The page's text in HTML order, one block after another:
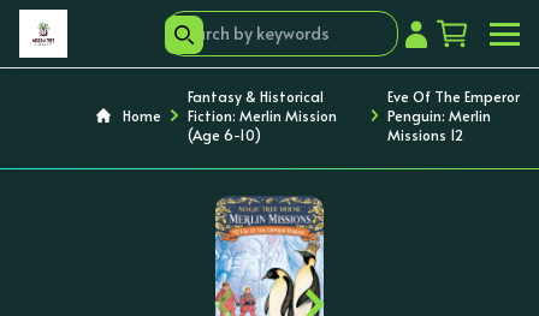
Home
Fantasy & Historical
Fiction: Merlin Mission
(Age 6-10)
Eve Of The Emperor
Penguin: Merlin
Missions 12
‹ ›